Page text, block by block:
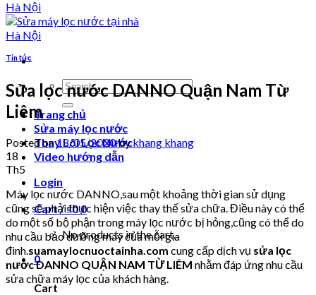
Search
for:
Trang chủ
Sửa máy lọc nước
Thay Lõi Lọc Nước
Video hướng dẫn
Login
Cart /₫00
No products in the cart.
0
Cart
Tin tức
Sửa lọc nước DANNO Quận Nam Từ
Liêm
Posted on18/05/2020bykhang khang
18
Th5
Máy lọc nước DANNO,sau một khoảng thời gian sử dụng
cũng sẽ phải thực hiện việc thay thế sửa chữa. Điều này có thể
do một số bộ phận trong máy lọc nước bị hỏng,cũng có thể do
nhu cầu bảo dưỡng máy của mỗi gia
đình.suamaylocnuoctainha.com cung cấp dịch vụ sửa lọc
nước DANNO QUẬN NAM TỪ LIÊM nhằm đáp ứng nhu cầu
sửa chữa máy lọc của khách hàng.